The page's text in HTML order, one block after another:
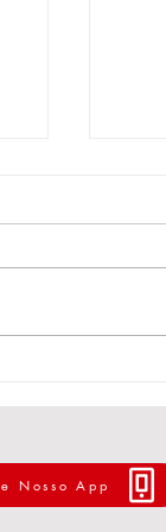
Nosso App